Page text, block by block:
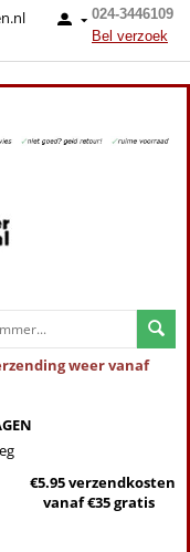
024-3446109
Bel verzoek
weer vanaf
€5.95 verzendkosten
vanaf €35 gratis